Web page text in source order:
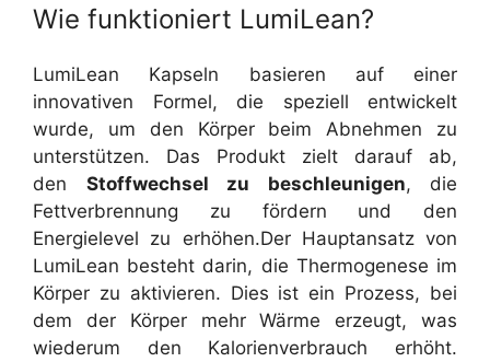
Wie funktioniert LumiLean?
LumiLean Kapseln basieren auf einer
innovativen Formel, die speziell entwickelt
wurde, um den Körper beim Abnehmen zu
unterstützen. Das Produkt zielt darauf ab,
den Stoffwechsel zu beschleunigen, die
Fettverbrennung zu fördern und den
Energielevel zu erhöhen.Der Hauptansatz von
LumiLean besteht darin, die Thermogenese im
Körper zu aktivieren. Dies ist ein Prozess, bei
dem der Körper mehr Wärme erzeugt, was
wiederum den Kalorienverbrauch erhöht.